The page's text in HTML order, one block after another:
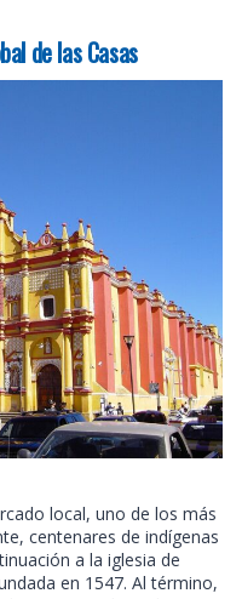
de las Casas
local, uno de los más
centenares de indígenas
a la iglesia de
en 1547. Al término,